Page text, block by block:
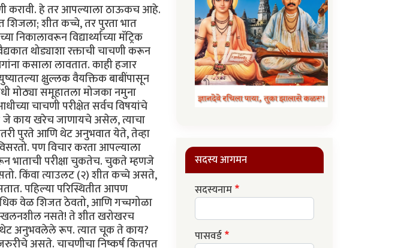
करावी. हे तर आपल्याला ठाऊकच आहे.
शिजला; शीत कच्चे, तर पुरता भात
निकालावरून विद्यार्थ्याच्या मॅट्रिक
थोड्याशा रक्ताची चाचणी करून
कसाला लावतात. काही हजार
क्षुल्लक वैयक्तिक बाबींपासून
मोठ्या समूहातला मोजका नमुना
चाचणी परीक्षेत सर्वच विषयांचे
जे काय खरेच जाणायचे असेल, त्याचा
पुरते आणि थेट अनुभवात येते, तेव्हा
पण विचार करता आपल्याला
भाताची परीक्षा चुकतेच. चुकते म्हणजे
किंवा त्याउलट (२) शीत कच्चे असते,
पहिल्या परिस्थितीत आपण
वेळ शिजत ठेवतो, आणि गच्चगोळा
स्खलनशील नसते! ते शीत खरोखरच
अनुभवलेले रूप. त्यात चूक ते काय?
असते. चाचणीचा निष्कर्ष कितपत
सदस्य आगमन
सदस्यनाम
पासवर्ड